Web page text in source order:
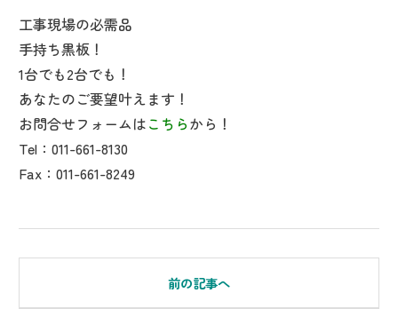
工事現場の必需品
手持ち黒板！
1台でも2台でも！
あなたのご要望叶えます！
お問合せフォームはこちらから！
Tel：011-661-8130
Fax：011-661-8249
前の記事へ